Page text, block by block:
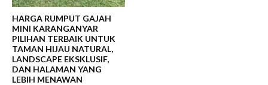
HARGA RUMPUT GAJAH
MINI KARANGANYAR
PILIHAN TERBAIK UNTUK
TAMAN HIJAU NATURAL,
LANDSCAPE EKSKLUSIF,
DAN HALAMAN YANG
LEBIH MENAWAN